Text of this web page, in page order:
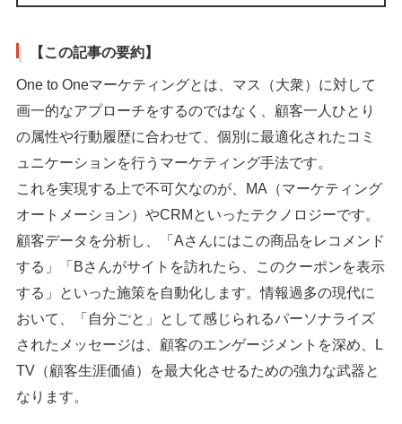
【この記事の要約】
One to Oneマーケティングとは、マス（大衆）に対して
画一的なアプローチをするのではなく、顧客一人ひとり
の属性や行動履歴に合わせて、個別に最適化されたコミ
ュニケーションを行うマーケティング手法です。
これを実現する上で不可欠なのが、MA（マーケティング
オートメーション）やCRMといったテクノロジーです。
顧客データを分析し、「Aさんにはこの商品をレコメンド
する」「Bさんがサイトを訪れたら、このクーポンを表示
する」といった施策を自動化します。情報過多の現代に
おいて、「自分ごと」として感じられるパーソナライズ
されたメッセージは、顧客のエンゲージメントを深め、L
TV（顧客生涯価値）を最大化させるための強力な武器と
なります。